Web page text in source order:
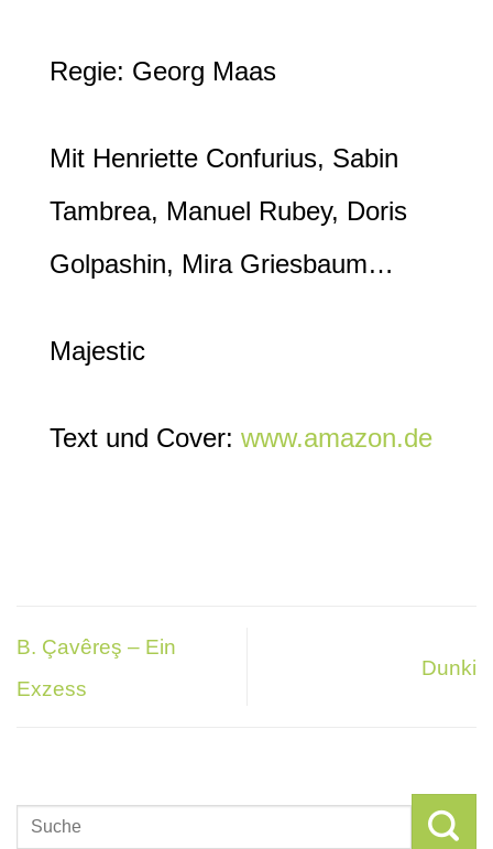
Regie: Georg Maas
Mit Henriette Confurius, Sabin
Tambrea, Manuel Rubey, Doris
Golpashin, Mira Griesbaum…
Majestic
Text und Cover: www.amazon.de
B. Çavêreş – Ein
Exzess
Dunki